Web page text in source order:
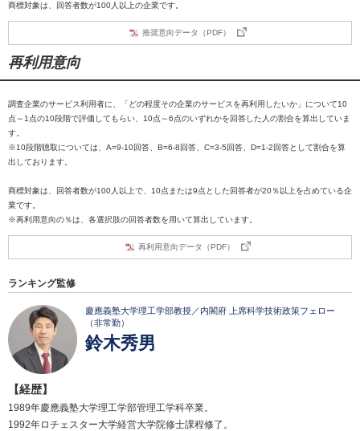
商標対象は、回答者数が100人以上の企業です。
推奨意向データ（PDF）
再利用意向
調査企業のサービス利用者に、「どの程度その企業のサービスを再利用したいか」について10
点～1点の10段階で評価してもらい、10点～6点のいずれかを回答した人の割合を算出していま
す。
※10段階聴取については、A=9-10回答、B=6-8回答、C=3-5回答、D=1-2回答として割合を算
出しております。
商標対象は、回答者数が100人以上で、10点または9点とした回答者が20％以上を占めている企
業です。
※再利用意向の％は、各選択肢の回答者数を用いて算出しています。
再利用意向データ（PDF）
ランキング監修
慶應義塾大学理工学部教授／内閣府 上席科学技術政策フェロー
（非常勤）
鈴木秀男
【経歴】
1989年慶應義塾大学理工学部管理工学科卒業。
1992年ロチェスター大学経営大学院修士課程修了。